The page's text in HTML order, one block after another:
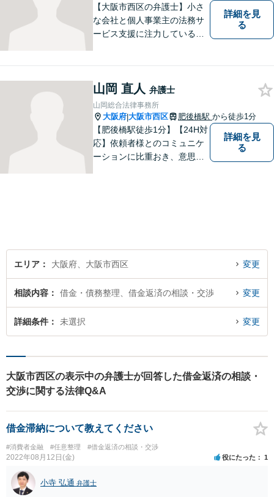
【大阪市西区の弁護士】小さ
な会社と個人事業主の法務サ
ービス支援に注力している弁
なり、 自身の知識・経験をも
とに、経営者の皆様のお役に
立ちたいと思っています。
詳細を見
る
山岡 直人 弁護士
山岡総合法律事務所
大阪府|大阪市西区 肥後橋駅 から徒歩1分
【肥後橋駅徒歩1分】【24H対
応】依頼者様とのコミュニケ
ーションに比重おき、意思疎
詳細を見
る
エリア 大阪府、大阪市西区 変更
相談内容 借金・債務整理、借金返済の相談・交渉 変更
詳細条件 未選択 変更
大阪市西区の表示中の弁護士が回答した借金返済の相談・
交渉に関する法律Q&A
借金滞納について教えてください
#消費者金融 #任意整理 #借金返済の相談・交渉
2022年08月12日(金) 役にたった 1
小寺 弘通 弁護士